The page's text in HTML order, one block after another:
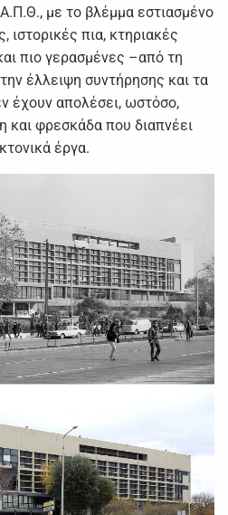
με το βλέμμα εστιασμένο
ιστορικές πια, κτηριακές
πιο γερασμένες –από τη
έλλειψη συντήρησης και τα
έχουν απολέσει, ωστόσο,
και φρεσκάδα που διαπνέει
έργα.